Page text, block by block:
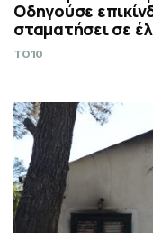
Οδηγούσε
σταματήσει σε
TO10